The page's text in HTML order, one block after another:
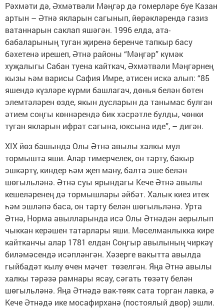
Рәхмәти дә, Әхмәтвәли Мәңгәр дә гомерләре буе Казан
артын – Әтнә якларын сагынып, йөрәкләрендә газиз
ватаннарын саклап яшәгән. 1996 елда, ата-
бабаларының туган җиренә беренче тапкыр басу
бәхетенә ирешеп, Әтнә районы “Мәңгәр” күмәк
хуҗалыгы Сабан туена кайткач, Әхмәтвәли Мәңгәрнең
кызы һәм варисы Сафия Имре, әтисен искә алып: “85
яшендә күзләре күрми башлагач, дөнья белән бөтен
элемтәләрен өзде, якын дусларын да танымас булган
әтием соңгы көннәрендә бик хәсрәтле булды, чөнки
туган якларын ифрат сагына, юксына иде”, – дигән.
XIX йөз башында Олы Әтнә авылы халкы мул
тормышта яши. Алар тимерчелек, он тарту, бакыр
эшкәртү, киндер һәм җеп ману, балта эше белән
шөгыльләнә. Әтнә суы ярындагы Кече Әтнә авылы
кешеләренең дә тормышлары әйбәт. Халык киез итек
һәм эшләпә баса, он тарту белән шөгыльләнә. Урта
Әтнә, Норма авылларында исә Олы Әтнәдән аерылып
чыккан керәшен татарлары яши. Мөселманлыкка кире
кайтканчы алар 1781 елдан Соңгыр авылының чиркәү
биләмәсендә исәпләнгән. Хәзерге вакытта авылда
гыйбадәт кылу өчен мәчет төзелгән. Яңа Әтнә авылы
халкы тәрәзә рамнары ясау, сәгать төзәтү белән
шөгыльләнә. Яңа Әтнәдә вак-төяк сата торган лавка, ә
Кече Әтнәдә ике мосафирханә (постоялый двор) эшли.